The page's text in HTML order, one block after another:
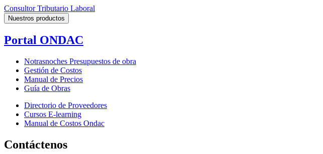
Consultor Tributario Laboral
Nuestros productos
Portal ONDAC
Notrasnoches Presupuestos de obra
Gestión de Costos
Manual de Precios
Guía de Obras
Directorio de Proveedores
Cursos E-learning
Manual de Costos Ondac
Contáctenos